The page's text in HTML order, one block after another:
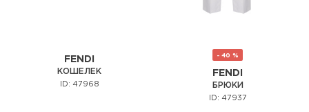
FENDI
КОШЕЛЕК
ID: 47968
- 40 %
FENDI
БРЮКИ
ID: 47937